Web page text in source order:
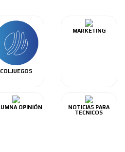
COLJUEGOS
MARKETING
OPINIÓN
NOTICIAS PARA
TECNICOS